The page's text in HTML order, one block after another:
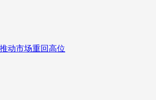
动市场重回高位